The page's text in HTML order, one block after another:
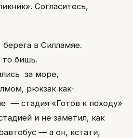
Согласитесь,
в Силламяе.
то бишь.
за море,
рюкзак как-
— стадия «Готов к походу»
и не заметил, как
— а он, кстати,